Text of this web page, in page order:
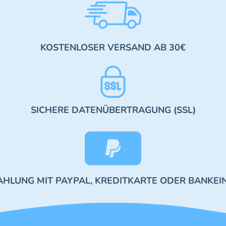
KOSTENLOSER VERSAND AB 30€
SICHERE DATENÜBERTRAGUNG (SSL)
MIT PAYPAL, KREDITKARTE ODER